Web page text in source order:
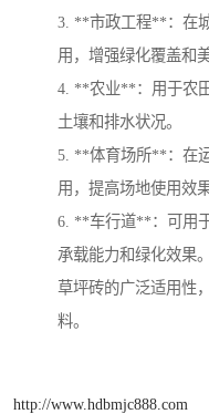
3. **市政工程**：在
用，增强绿化覆盖和
4. **农业**：用于农
土壤和排水状况。
5. **体育场所**：在
用，提高场地使用效果
6. **车行道**：可用
承载能力和绿化效果。
草坪砖的广泛适用性
料。
http://www.hdbmjc888.com